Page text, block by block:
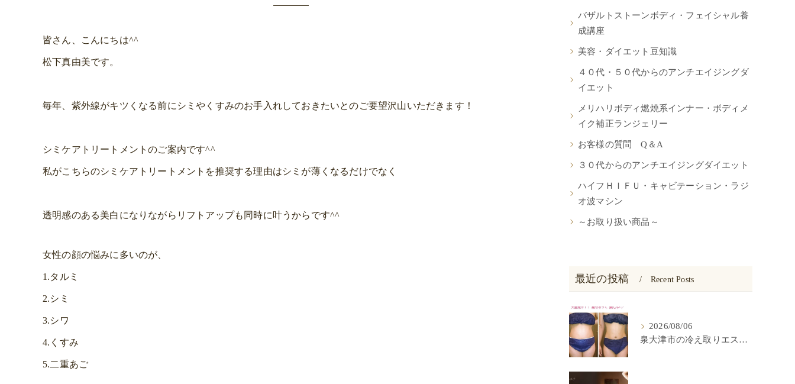
皆さん、こんにちは^^
松下真由美です。
毎年、紫外線がキツくなる前にシミやくすみのお手入れしておきたいとのご要望沢山いただきます！
シミケアトリートメントのご案内です^^
私がこちらのシミケアトリートメントを推奨する理由はシミが薄くなるだけでなく
透明感のある美白になりながらリフトアップも同時に叶うからです^^
女性の顔の悩みに多いのが、
1.タルミ
2.シミ
3.シワ
4.くすみ
5.二重あご
バザルトストーンボディ・フェイシャル養
成講座
美容・ダイエット豆知識
４０代・５０代からのアンチエイジングダ
イエット
メリハリボディ燃焼系インナー・ボディメ
イク補正ランジェリー
お客様の質問 Q＆A
３０代からのアンチエイジングダイエット
ハイフＨＩＦＵ・キャビテーション・ラジ
オ波マシン
～お取り扱い商品～
最近の投稿 Recent Posts
2026/08/06
泉大津市の冷え取りエステ！冷房でからだが冷えると痩せにくい？